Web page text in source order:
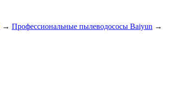
→ Профессиональные пылеводососы Baiyun →